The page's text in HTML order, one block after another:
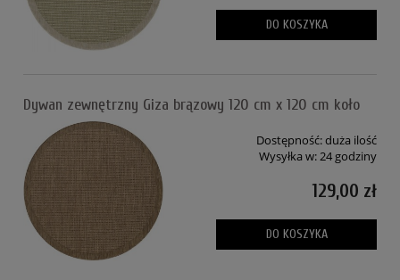
DO KOSZYKA
Dywan zewnętrzny Giza brązowy 120 cm x 120 cm koło
Dostępność:duża ilość
Wysyłka w: 24 godziny
129,00 zł
DO KOSZYKA